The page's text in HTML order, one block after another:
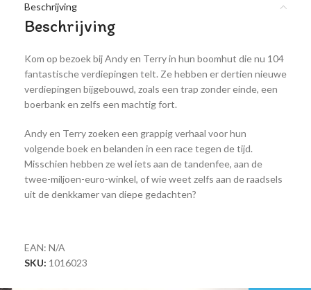
Beschrijving
Beschrijving
Kom op bezoek bij Andy en Terry in hun boomhut die nu 104
fantastische verdiepingen telt. Ze hebben er dertien nieuwe
verdiepingen bijgebouwd, zoals een trap zonder einde, een
boerbank en zelfs een machtig fort.
Andy en Terry zoeken een grappig verhaal voor hun
volgende boek en belanden in een race tegen de tijd.
Misschien hebben ze wel iets aan de tandenfee, aan de
twee-miljoen-euro-winkel, of wie weet zelfs aan de raadsels
uit de denkkamer van diepe gedachten?
EAN: N/A
SKU: 1016023